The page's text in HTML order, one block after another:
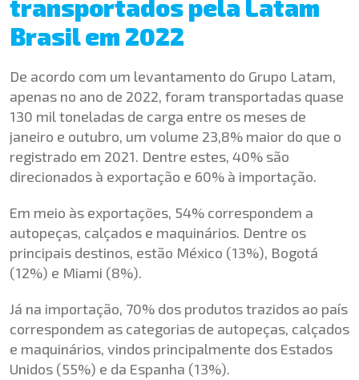
transportados pela Latam
Brasil em 2022
De acordo com um levantamento do Grupo Latam,
apenas no ano de 2022, foram transportadas quase
130 mil toneladas de carga entre os meses de
janeiro e outubro, um volume 23,8% maior do que o
registrado em 2021. Dentre estes, 40% são
direcionados à exportação e 60% à importação.
Em meio às exportações, 54% correspondem a
autopeças, calçados e maquinários. Dentre os
principais destinos, estão México (13%), Bogotá
(12%) e Miami (8%).
Já na importação, 70% dos produtos trazidos ao país
correspondem as categorias de autopeças, calçados
e maquinários, vindos principalmente dos Estados
Unidos (55%) e da Espanha (13%).